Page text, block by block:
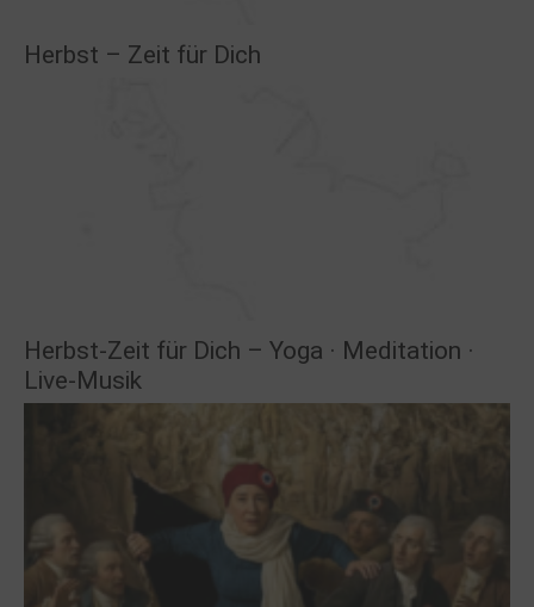
Herbst – Zeit für Dich
Herbst-Zeit für Dich – Yoga · Meditation ·
Live-Musik